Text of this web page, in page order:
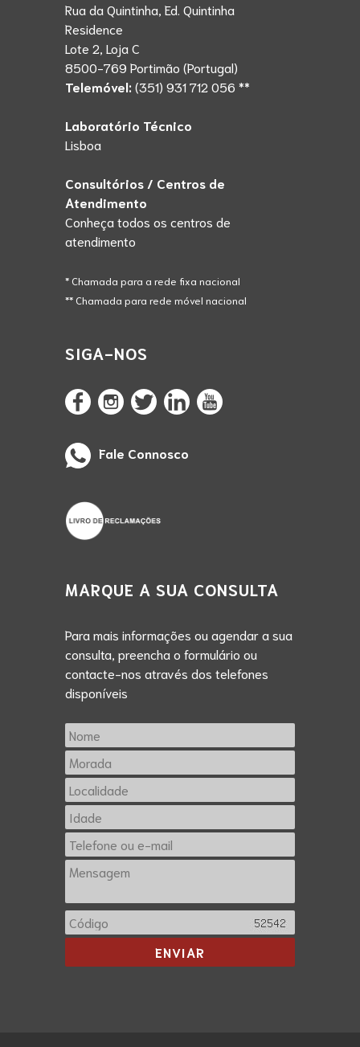
Rua da Quintinha, Ed. Quintinha
Residence
Lote 2, Loja C
8500-769 Portimão (Portugal)
Telemóvel: (351) 931 712 056 **
Laboratório Técnico
Lisboa
Consultórios / Centros de
Atendimento
Conheça todos os centros de
atendimento
* Chamada para a rede fixa nacional
** Chamada para rede móvel nacional
SIGA-NOS
Fale Connosco
MARQUE A SUA CONSULTA
Para mais informações ou agendar a sua
consulta, preencha o formulário ou
contacte-nos através dos telefones
disponíveis